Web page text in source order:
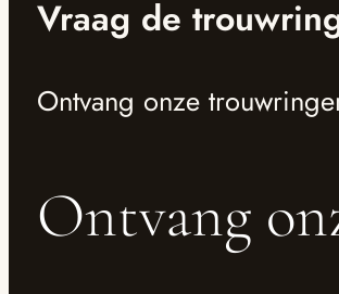
Vraag de
Ontvang onze
Ontvang